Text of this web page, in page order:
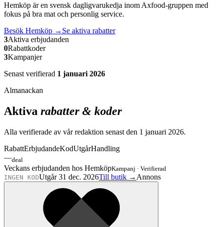
Hemköp är en svensk dagligvarukedja inom Axfood-gruppen med
fokus på bra mat och personlig service.
Besök Hemköp → Se aktiva rabatter
3Aktiva erbjudanden
0Rabattkoder
3Kampanjer
Senast verifierad 1 januari 2026
Almanackan
Aktiva rabatter & koder
Alla verifierade av vår redaktion senast den 1 januari 2026.
RabattErbjudandeKodUtgårHandling
—deal
Veckans erbjudanden hos HemköpKampanj · Verifierad
INGEN KODUtgår 31 dec. 2026Till butik → Annons